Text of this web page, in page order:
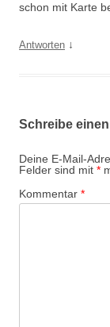
schon mit Karte
Antworten ↓
Schreibe
Deine E-Mail-
Felder sind mit *
Kommentar *